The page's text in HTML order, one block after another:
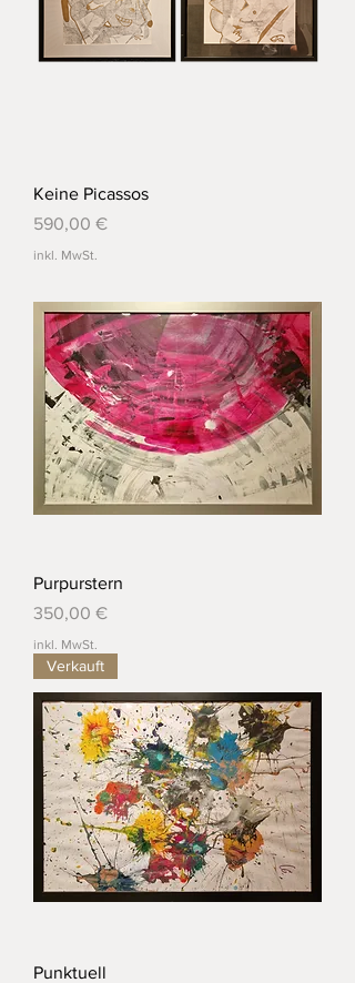
Keine Picassos
Preis
590,00 €
inkl. MwSt.
Purpurstern
Preis
350,00 €
inkl. MwSt.
Verkauft
Punktuell